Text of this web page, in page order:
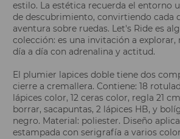
estilo. La estética recuerda el entorno
de descubrimiento, convirtiendo cada
aventura sobre ruedas. Let's Ride es
colección: es una invitación a explorar,
día a día con adrenalina y actitud.
El plumier lapices doble tiene dos
cierre a cremallera. Contiene: 18
lápices color, 12 ceras color, regla 21
borrar, sacapuntas, 2 lápices HB, y
negro. Material: poliester. Diseño
estampada con serigrafía a varios